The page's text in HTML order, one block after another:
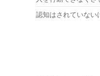
認知はされていない